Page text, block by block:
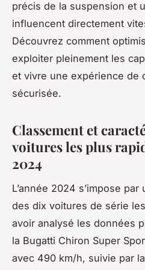
précis de la suspension et
influencent directement
Découvrez comment
exploiter pleinement les
et vivre une expérience de
sécurisée.
Classement et
voitures les plus
2024
L’année 2024 s’impose
des dix voitures de série
avoir analysé les données
la Bugatti Chiron Super
avec 490 km/h, suivie par